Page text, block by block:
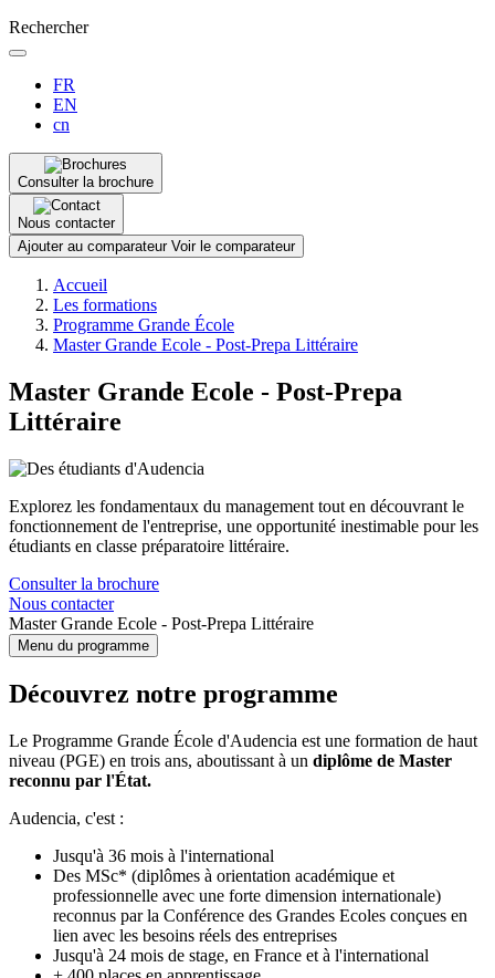
Rechercher
FR
EN
cn
Consulter la brochure
Nous contacter
Ajouter au comparateur Voir le comparateur
d'Ariane
Accueil
Les formations
Programme Grande École
Master Grande Ecole - Post-Prepa Littéraire
Master Grande Ecole - Post-Prepa
Littéraire
Explorez les fondamentaux du management tout en découvrant le
fonctionnement de l'entreprise, une opportunité inestimable pour les
étudiants en classe préparatoire littéraire.
Consulter la brochure
Nous contacter
Master Grande Ecole - Post-Prepa Littéraire
Menu du programme
Découvrez notre programme
Le Programme Grande École d'Audencia est une formation de haut
niveau (PGE) en trois ans, aboutissant à un diplôme de Master
reconnu par l'État.
Audencia, c'est :
Jusqu'à 36 mois à l'international
Des MSc* (diplômes à orientation académique et
professionnelle avec une forte dimension internationale)
reconnus par la Conférence des Grandes Ecoles conçues en
lien avec les besoins réels des entreprises
Jusqu'à 24 mois de stage, en France et à l'international